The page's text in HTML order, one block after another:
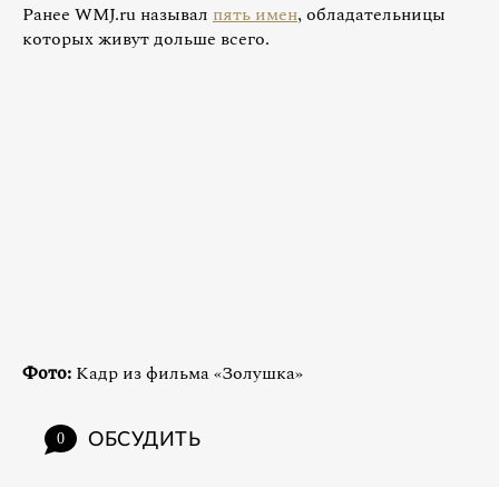
Ранее WMJ.ru называл пять имен, обладательницы
которых живут дольше всего.
Фото: Кадр из фильма «Золушка»
0 ОБСУДИТЬ